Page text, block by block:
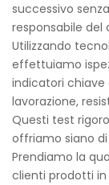
successivo
responsabile del
Utilizzando
effettuiamo
indicatori chiave
lavorazione,
Questi test
offriamo siano
Prendiamo la
clienti prodotti